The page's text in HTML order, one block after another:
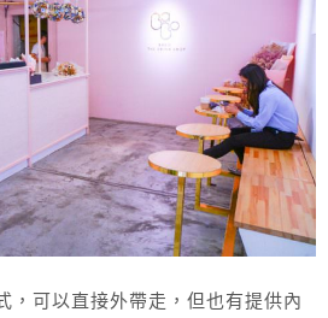
，可以直接外帶走，但也有提供內